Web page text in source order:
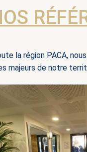
la région PACA,
majeurs de notre